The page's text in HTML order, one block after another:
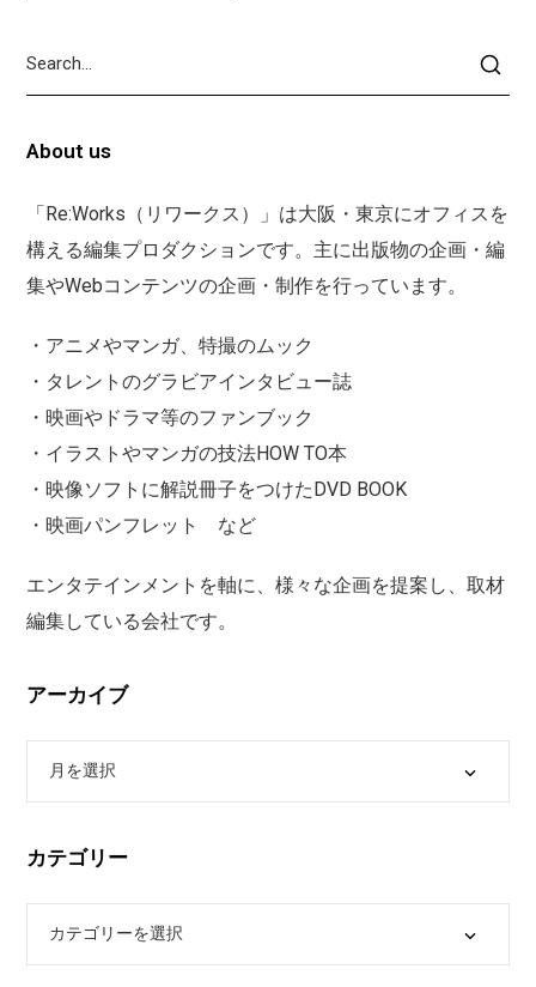
About us
「Re:Works（リワークス）」は大阪・東京にオフィスを
構える編集プロダクションです。主に出版物の企画・編
集やWebコンテンツの企画・制作を行っています。
・アニメやマンガ、特撮のムック
・タレントのグラビアインタビュー誌
・映画やドラマ等のファンブック
・イラストやマンガの技法HOW TO本
・映像ソフトに解説冊子をつけたDVD BOOK
・映画パンフレット など
エンタテインメントを軸に、様々な企画を提案し、取材
編集している会社です。
アーカイブ
カテゴリー